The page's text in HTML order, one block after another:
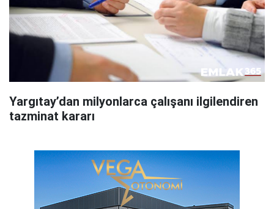
Yargıtay’dan milyonlarca çalışanı ilgilendiren
tazminat kararı